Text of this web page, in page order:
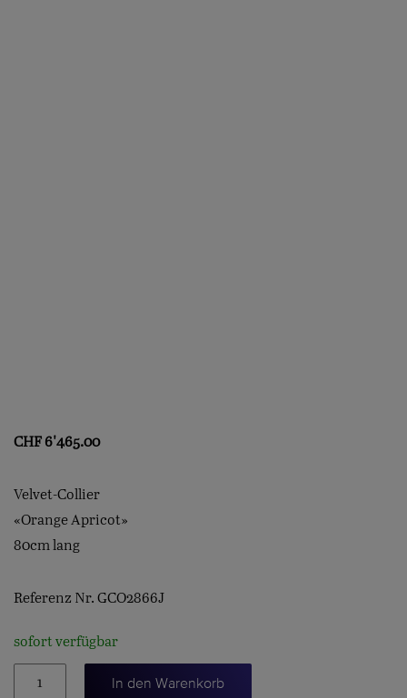
CHF 6'465.00
Velvet-Collier
«Orange Apricot»
80cm lang
Referenz Nr. GCO2866J
sofort verfügbar
In den Warenkorb